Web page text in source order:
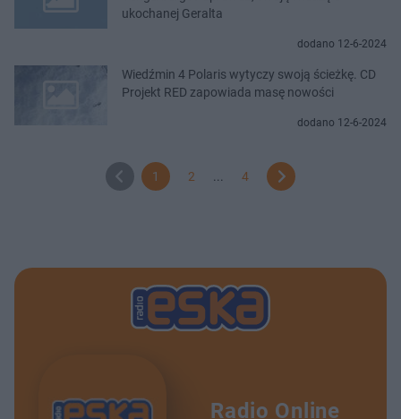
ukochanej Geralta
dodano 12-6-2024
Wiedźmin 4 Polaris wytyczy swoją ścieżkę. CD
Projekt RED zapowiada masę nowości
dodano 12-6-2024
1 2 4
Radio Online